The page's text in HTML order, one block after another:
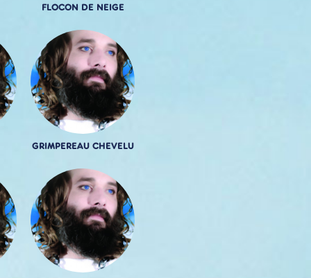
FLOCON DE NEIGE
GRIMPEREAU CHEVELU